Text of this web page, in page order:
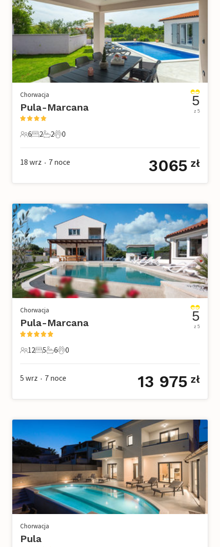
Chorwacja
Pula-Marcana
6 Goście
6
2 Sypialnie
2
2 Łazienki
2
0 Zwierzęta domowe
0
5
z 5
18 wrz • 7 noce 3065 zł
Chorwacja
Pula-Marcana
12 Goście
12
5 Sypialnie
5
6 Łazienki
6
0 Zwierzęta domowe
0
5
z 5
5 wrz • 7 noce 13 975 zł
Chorwacja
Pula